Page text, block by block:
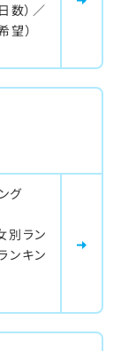
数）／
望）
グ
別ラン
ンキン